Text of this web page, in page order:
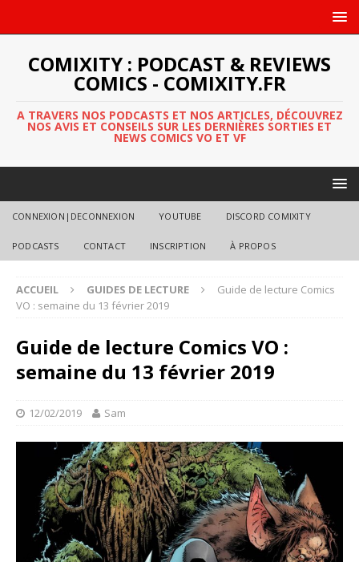
COMIXITY : PODCAST & REVIEWS
COMICS - COMIXITY.FR
A TRAVERS NOS PODCASTS ET NOS ARTICLES, DÉCOUVREZ
NOS AVIS ET CONSEILS SUR LES DERNIÈRES SORTIES ET
NEWS COMICS VO ET VF
CONNEXION|DECONNEXION YOUTUBE DISCORD COMIXITY
PODCASTS CONTACT INSCRIPTION À PROPOS
ACCUEIL GUIDES DE LECTURE
Guide de lecture Comics
VO : semaine du 13 février 2019
Guide de lecture Comics VO :
semaine du 13 février 2019
12/02/2019 Sam